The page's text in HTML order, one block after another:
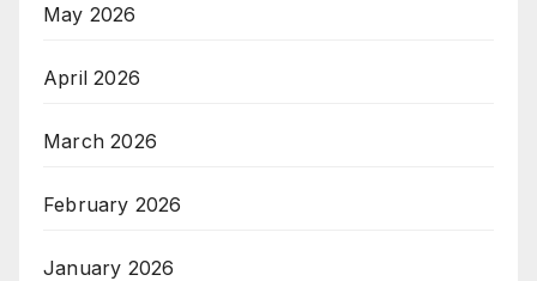
May 2026
April 2026
March 2026
February 2026
January 2026